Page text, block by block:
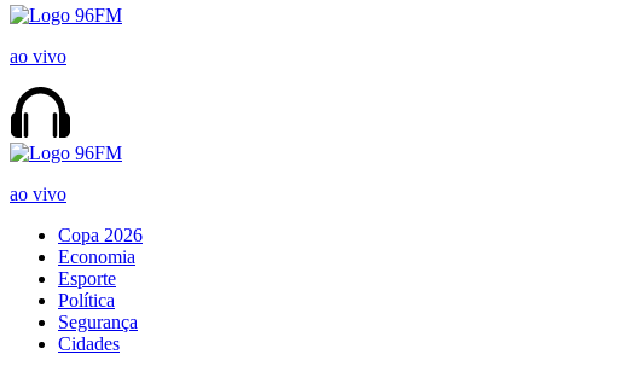
ao vivo
ao vivo
Copa 2026
Economia
Esporte
Política
Segurança
Cidades